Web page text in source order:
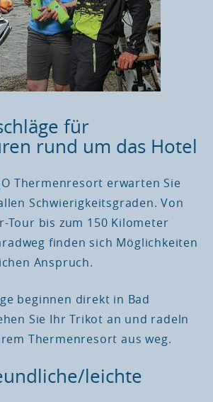
für
rund um das Hotel
O Thermenresort erwarten Sie
Schwierigkeitsgraden. Von
Tour bis zum 150 Kilometer
finden sich Möglichkeiten
Anspruch.
beginnen direkt in Bad
Sie Ihr Trikot an und radeln
Thermenresort aus weg.
leichte